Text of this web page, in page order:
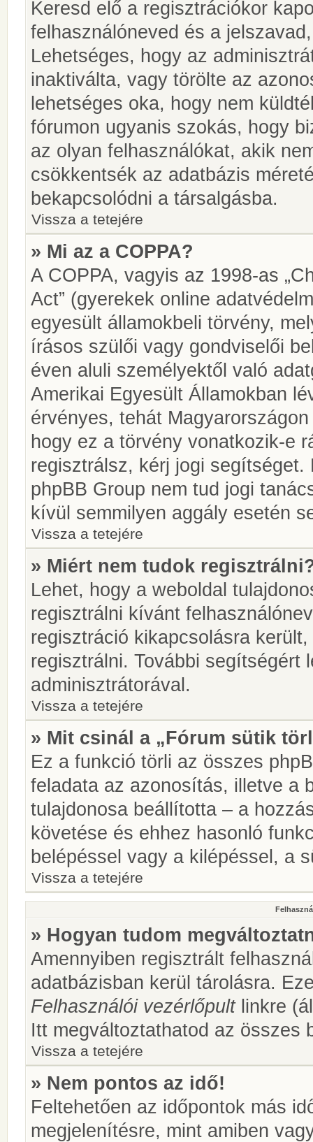
Keresd elő a regisztrációkor
felhasználóneved és a
Lehetséges, hogy az
inaktiválta, vagy törölte az
lehetséges oka, hogy nem
fórumon ugyanis szokás, hogy
az olyan felhasználókat, akik
csökkentsék az adatbázis
bekapcsolódni a társalgásba.
Vissza a tetejére
» Mi az a COPPA?
A COPPA, vagyis az 1998-as
Act” (gyerekek online
egyesült államokbeli törvény,
írásos szülői vagy gondviselői
éven aluli személyektől való
Amerikai Egyesült Államokban
érvényes, tehát
hogy ez a törvény vonatkozik-e
regisztrálsz, kérj jogi
phpBB Group nem tud jogi
kívül semmilyen aggály esetén
Vissza a tetejére
» Miért nem tudok
Lehet, hogy a weboldal
regisztrálni kívánt
regisztráció kikapcsolásra
regisztrálni. További segítségért
adminisztrátorával.
Vissza a tetejére
» Mit csinál a „Fórum sütik
Ez a funkció törli az összes
feladata az azonosítás, illetve a
tulajdonosa beállította – a
követése és ehhez hasonló
belépéssel vagy a kilépéssel, a
Vissza a tetejére
» Hogyan tudom
Amennyiben regisztrált
adatbázisban kerül tárolásra.
Felhasználói vezérlőpultlinkre
Itt megváltoztathatod az összes
Vissza a tetejére
» Nem pontos az idő!
Feltehetően az időpontok más
megjelenítésre, mint amiben